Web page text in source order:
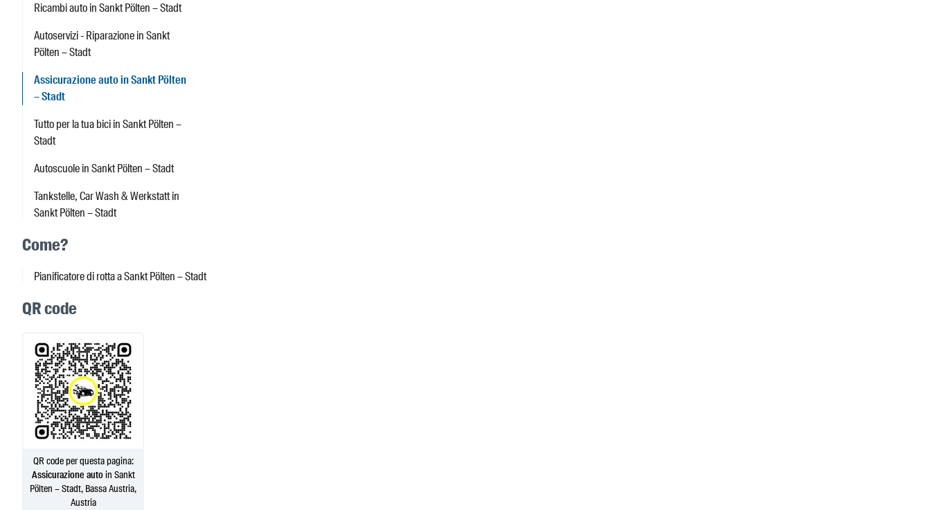
Ricambi auto in Sankt Pölten – Stadt
Autoservizi - Riparazione in Sankt
Pölten – Stadt
Assicurazione auto in Sankt Pölten
– Stadt
Tutto per la tua bici in Sankt Pölten –
Stadt
Autoscuole in Sankt Pölten – Stadt
Tankstelle, Car Wash & Werkstatt in
Sankt Pölten – Stadt
Come?
Pianificatore di rotta a Sankt Pölten – Stadt
QR code
QR code per questa pagina:
Assicurazione autoin Sankt
Pölten – Stadt, Bassa Austria,
Austria